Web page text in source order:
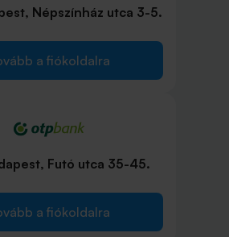
Népszínház utca 3-5.
a fiókoldalra
Futó utca 35-45.
a fiókoldalra